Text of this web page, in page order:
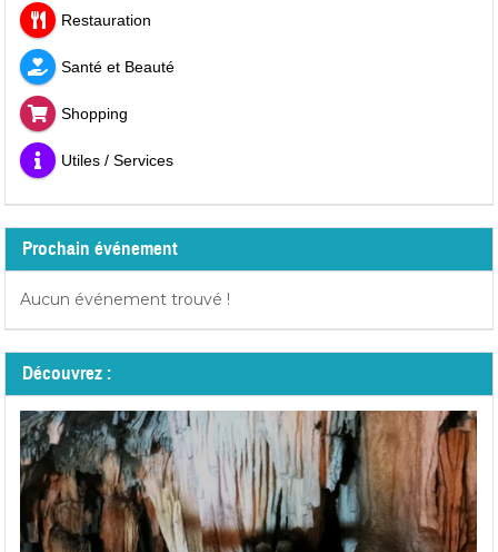
Restauration
Santé et Beauté
Shopping
Utiles / Services
Prochain événement
Aucun événement trouvé !
Découvrez :